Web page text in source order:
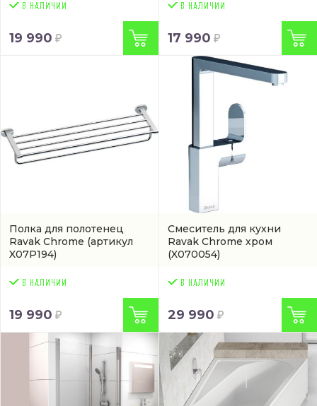
19 990 17 990
Полка для полотенец
Ravak Chrome (артикул
X07P194)
19 990
Смеситель для кухни
Ravak Chrome хром
(X070054)
29 990